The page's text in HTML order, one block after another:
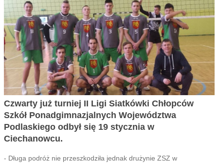
Czwarty już turniej II Ligi Siatkówki Chłopców
Szkół Ponadgimnazjalnych Województwa
Podlaskiego odbył się 19 stycznia w
Ciechanowcu.
- Długa podróż nie przeszkodziła jednak drużynie ZSZ w